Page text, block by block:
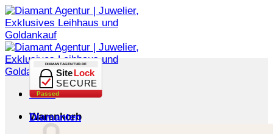
Zum
Inhalt
springen
Menü
Warenkorb
DIAMANTAGENTUR.DE
Site Lock
SECURE
Passed
Diamanten